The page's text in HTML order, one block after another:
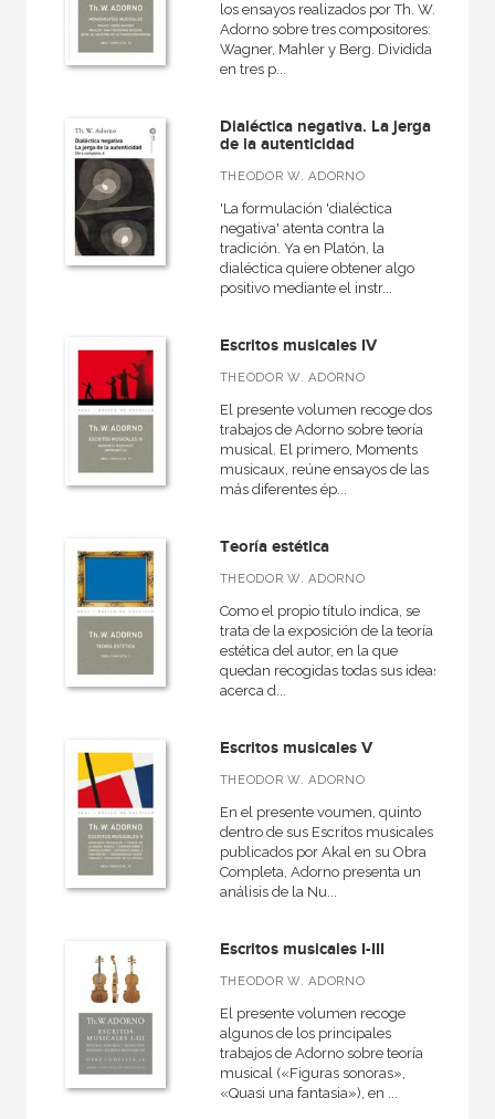
los ensayos realizados por Th. W.
Adorno sobre tres compositores:
Wagner, Mahler y Berg. Dividida
en tres p...
Dialéctica negativa. La jerga
de la autenticidad
THEODOR W. ADORNO
'La formulación 'dialéctica
negativa' atenta contra la
tradición. Ya en Platón, la
dialéctica quiere obtener algo
positivo mediante el instr...
Escritos musicales IV
THEODOR W. ADORNO
El presente volumen recoge dos
trabajos de Adorno sobre teoría
musical. El primero, Moments
musicaux, reúne ensayos de las
más diferentes ép...
Teoría estética
THEODOR W. ADORNO
Como el propio título indica, se
trata de la exposición de la teoría
estética del autor, en la que
quedan recogidas todas sus ideas
acerca d...
Escritos musicales V
THEODOR W. ADORNO
En el presente voumen, quinto
dentro de sus Escritos musicales
publicados por Akal en su Obra
Completa, Adorno presenta un
análisis de la Nu...
Escritos musicales I-III
THEODOR W. ADORNO
El presente volumen recoge
algunos de los principales
trabajos de Adorno sobre teoría
musical («Figuras sonoras»,
«Quasi una fantasia»), en ...